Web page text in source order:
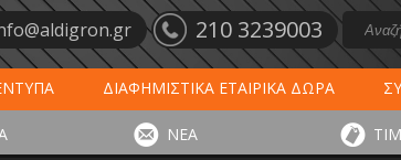
210 3239003
ΔΙΑΦΗΜΙΣΤΙΚΑ ΕΤΑΙΡΙΚΑ ΔΩΡΑ
ΤΑΠΕΤΑ ΕΙΣΟΔΟΥ ΗΜΕΡΟΛΟΓΙΑ
ΝΕΑ